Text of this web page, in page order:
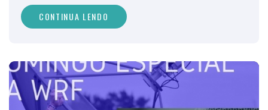
CONTINUA LENDO